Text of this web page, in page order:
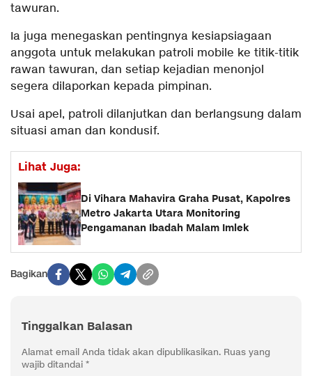
tawuran.
Ia juga menegaskan pentingnya kesiapsiagaan
anggota untuk melakukan patroli mobile ke titik-titik
rawan tawuran, dan setiap kejadian menonjol
segera dilaporkan kepada pimpinan.
Usai apel, patroli dilanjutkan dan berlangsung dalam
situasi aman dan kondusif.
Lihat Juga:
Di Vihara Mahavira Graha Pusat, Kapolres
Metro Jakarta Utara Monitoring
Pengamanan Ibadah Malam Imlek
Bagikan
Tinggalkan Balasan
Alamat email Anda tidak akan dipublikasikan. Ruas yang
wajib ditandai *